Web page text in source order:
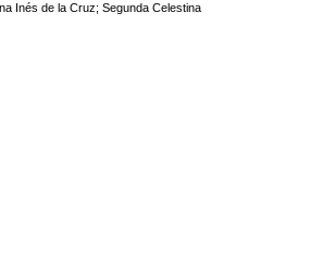
Inés de la Cruz; Segunda Celestina